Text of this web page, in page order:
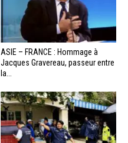
ASIE – FRANCE : Hommage à
Jacques Gravereau, passeur entre
la...